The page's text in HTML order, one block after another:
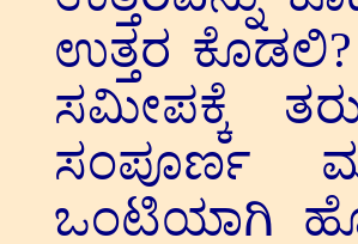
ಉತ್ತರ
ಸಮೀಪಕ್ಕೆ
ಸಂಪೂರ್ಣ
ಒಂಟಿಯಾಗಿ